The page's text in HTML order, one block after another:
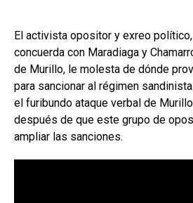
El activista opositor y exreo
concuerda con Maradiaga y
de Murillo, le molesta de dónde
para sancionar al régimen
el furibundo ataque verbal de
después de que este grupo de
ampliar las sanciones.